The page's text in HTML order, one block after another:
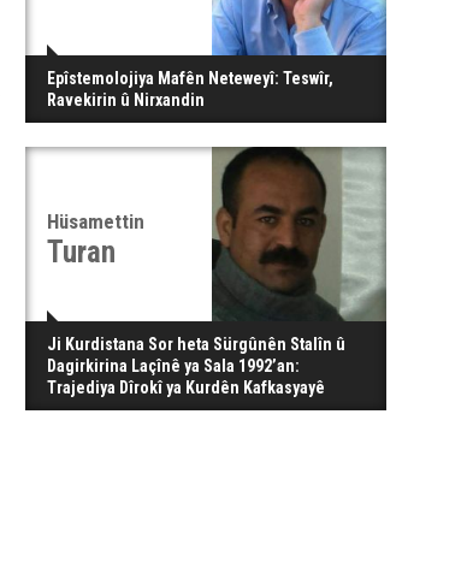
Epîstemolojiya Mafên Neteweyî: Teswîr,
Ravekirin û Nirxandin
Hüsamettin
Turan
Ji Kurdistana Sor heta Sürgûnên Stalîn û
Dagirkirina Laçînê ya Sala 1992’an:
Trajediya Dîrokî ya Kurdên Kafkasyayê